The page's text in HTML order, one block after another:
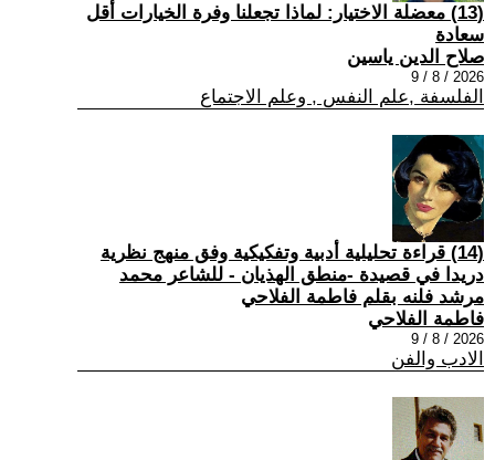
(13) معضلة الاختيار: لماذا تجعلنا وفرة الخيارات أقل
سعادة
صلاح الدين ياسين
2026 / 8 / 9
الفلسفة ,علم النفس , وعلم الاجتماع
(14) قراءة تحليلية أدبية وتفكيكية وفق منهج نظرية
دريدا في قصيدة -منطق الهذيان - للشاعر محمد
مرشد فلنه بقلم فاطمة الفلاحي
فاطمة الفلاحي
2026 / 8 / 9
الادب والفن